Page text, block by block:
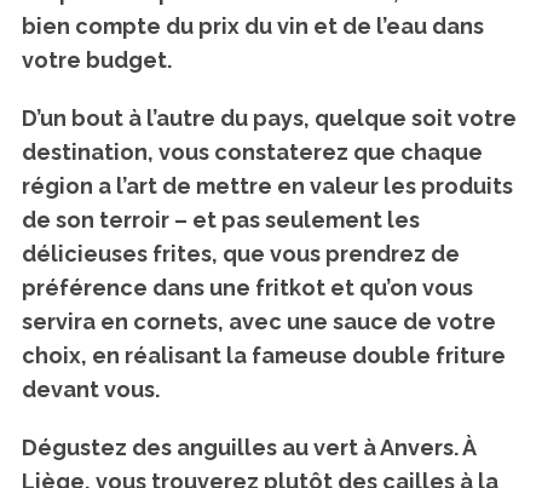
bien compte du prix du vin et de l’eau dans
votre budget.
D’un bout à l’autre du pays, quelque soit votre
destination, vous constaterez que chaque
région a l’art de mettre en valeur les produits
de son terroir – et pas seulement les
délicieuses frites, que vous prendrez de
préférence dans une fritkot et qu’on vous
servira en cornets, avec une sauce de votre
choix, en réalisant la fameuse double friture
devant vous.
Dégustez des anguilles au vert à Anvers. À
Liège, vous trouverez plutôt des cailles à la